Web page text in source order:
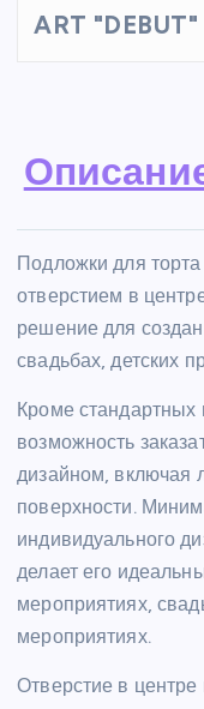
ART "DEBUT"
Подложки для
отверстием в
решение для
свадьбах, детских
Кроме
возможность
дизайном, включая
поверхности.
индивидуального
делает его
мероприятиях,
мероприятиях.
Отверстие в